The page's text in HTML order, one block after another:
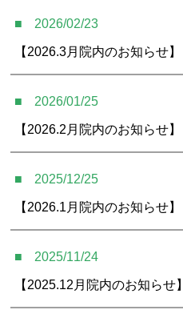
2026/02/23
【2026.3月院内のお知らせ】
2026/01/25
【2026.2月院内のお知らせ】
2025/12/25
【2026.1月院内のお知らせ】
2025/11/24
【2025.12月院内のお知らせ】